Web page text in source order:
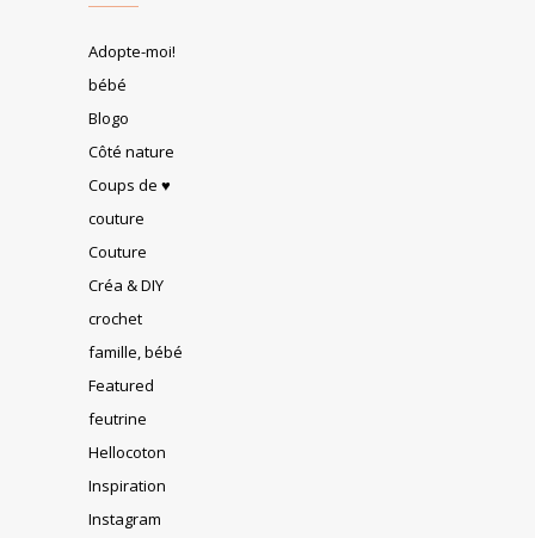
Adopte-moi!
bébé
Blogo
Côté nature
Coups de ♥
couture
Couture
Créa & DIY
crochet
famille, bébé
Featured
feutrine
Hellocoton
Inspiration
Instagram